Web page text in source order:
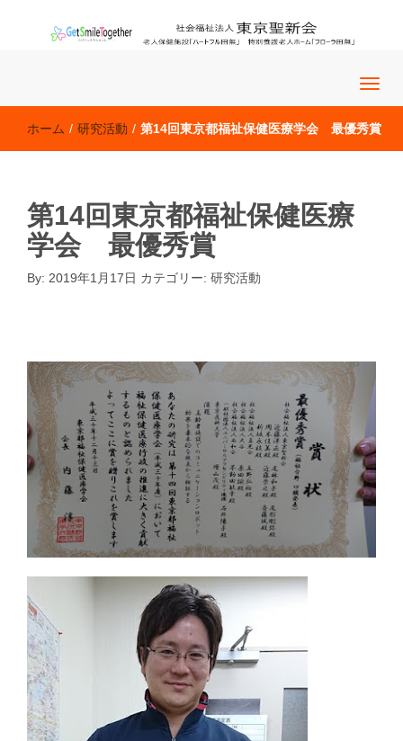
ホーム / 研究活動 / 第14回東京都福祉保健医療学会 最優秀賞
第14回東京都福祉保健医療
学会 最優秀賞
By: 2019年1月17日 カテゴリー: 研究活動